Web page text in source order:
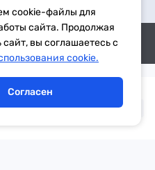
выдано Федеральной
cookie-файлы для
сайта. Продолжая
сайт, вы соглашаетесь с
cookie.
Согласен